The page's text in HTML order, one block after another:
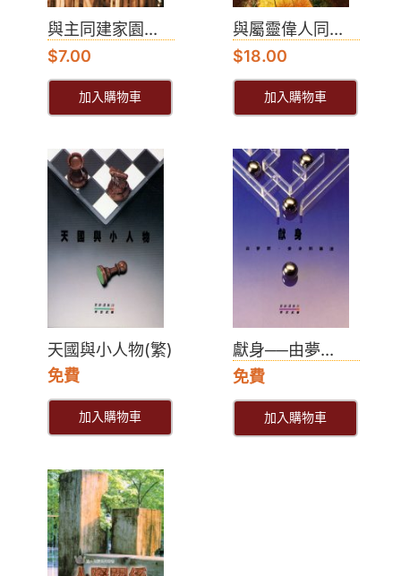
與主同建家園...
$7.00
加入購物車
與屬靈偉人同...
$18.00
加入購物車
天國與小人物(繁)
免費
加入購物車
獻身──由夢...
免費
加入購物車